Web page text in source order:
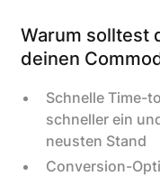
Warum solltest
deinen
Schnelle Time-
schneller ein
neusten Stand
Conversion-